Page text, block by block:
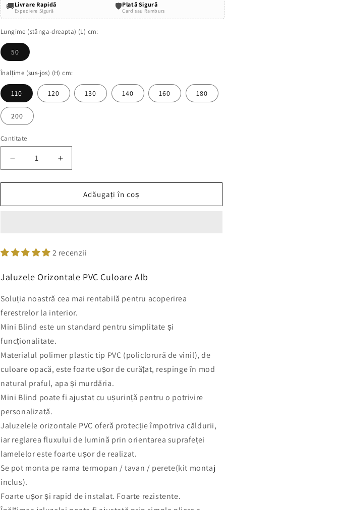
🚚 Livrare Rapidă
Expediere Sigură 🛡️Plată Sigură
Card sau Ramburs
Lungime (stânga-dreapta) (L) cm:
50
Înalțime (sus-jos) (H) cm:
110 120 130 140 160 180
200
Cantitate
Cantitate
Reduceți
cantitatea
pentru
Orizontale
L
=
cm
Creșteți
cantitatea
pentru
Jaluzele
Orizontale
=
cm
Adăugați în coș
2 recenzii
Jaluzele Orizontale PVC Culoare Alb
Soluția noastră cea mai rentabilă pentru acoperirea
ferestrelor la interior.
Mini Blind este un standard pentru simplitate și
funcționalitate.
Materialul polimer plastic tip PVC (policlorură de vinil), de
culoare opacă, este foarte ușor de curățat, respinge în mod
natural praful, apa și murdăria.
Mini Blind poate fi ajustat cu ușurință pentru o potrivire
personalizată.
Jaluzelele orizontale PVC oferă protecție împotriva căldurii,
iar reglarea fluxului de lumină prin orientarea suprafeței
lamelelor este foarte ușor de realizat.
Se pot monta pe rama termopan / tavan / perete(kit montaj
inclus).
Foarte ușor și rapid de instalat. Foarte rezistente.